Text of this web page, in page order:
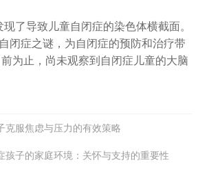
了导致儿童自闭症的染色体横截面。
闭症之谜，为自闭症的预防和治疗带
为止，尚未观察到自闭症儿童的大脑
克服焦虑与压力的有效策略
孩子的家庭环境：关怀与支持的重要性